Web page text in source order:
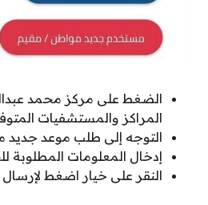
الضغط على مركز محمد
المراكز والمستشفيات
التوجه إلى طلب موعد جديد
إدخال المعلومات المطلوبة
النقر على خيار اضغط